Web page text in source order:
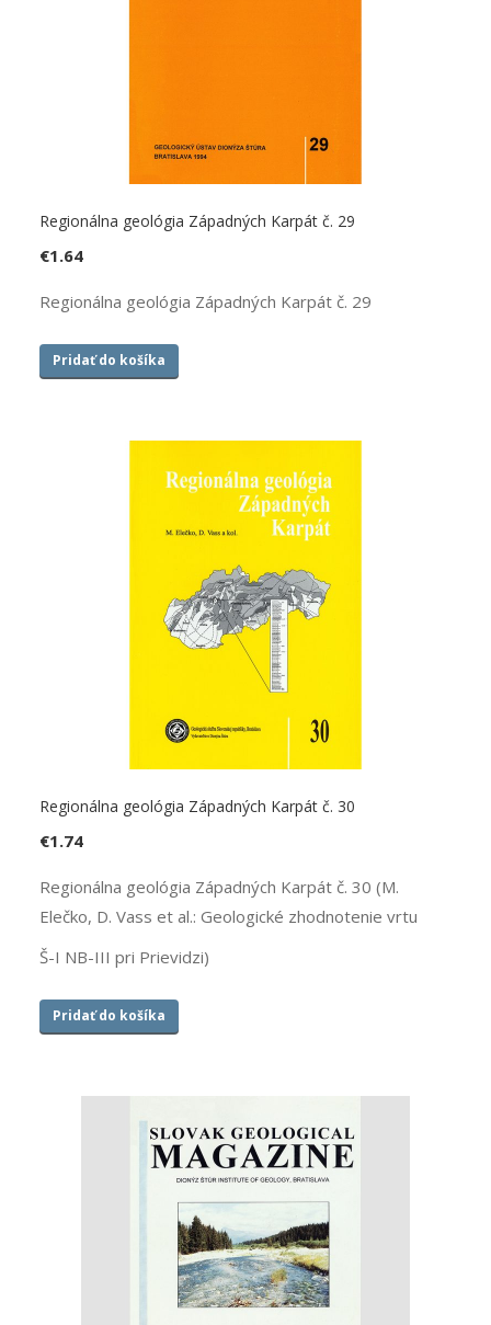
Regionálna geológia Západných Karpát č. 29
€1.64
Regionálna geológia Západných Karpát č. 29
Pridať do košíka
Regionálna geológia Západných Karpát č. 30
€1.74
Regionálna geológia Západných Karpát č. 30 (M.
Elečko, D. Vass et al.: Geologické zhodnotenie vrtu
Š-I NB-III pri Prievidzi)
Pridať do košíka